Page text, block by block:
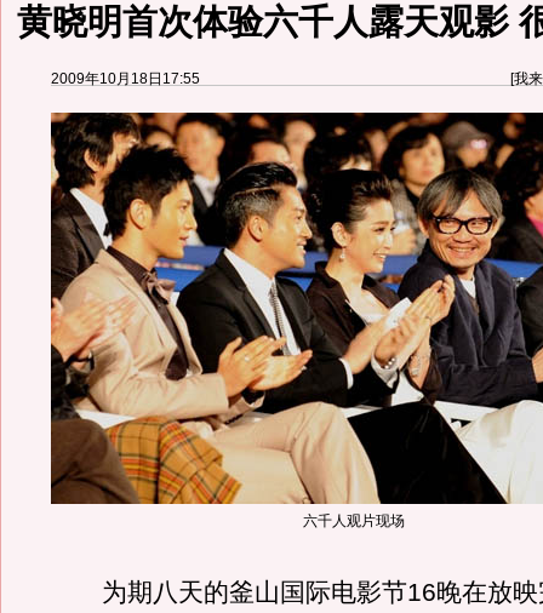
黄晓明首次体验六千人露天观影
2009年10月18日17:55 [我
六千人观片现场
为期八天的釜山国际电影节16晚在放映